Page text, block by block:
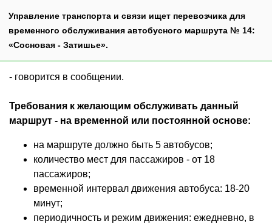
Управление транспорта и связи ищет перевозчика для
временного обслуживания автобусного маршрута № 14:
«Сосновая - Затишье».
- говорится в сообщении.
Требования к желающим обслуживать данный
маршрут - на временной или постоянной основе:
на маршруте должно быть 5 автобусов;
количество мест для пассажиров - от 18
пассажиров;
временной интервал движения автобуса: 18-20
минут;
периодичность и режим движения: ежедневно, в